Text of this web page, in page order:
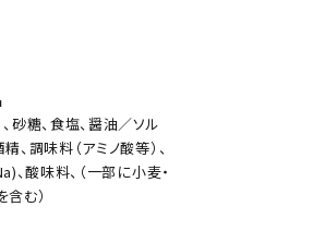
、砂糖、食塩、醤油／ソル
、調味料（アミノ酸等）、
、酸味料、（一部に小麦・
含む）